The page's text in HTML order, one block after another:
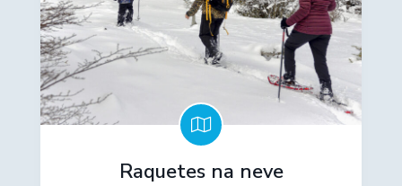
Raquetes na neve